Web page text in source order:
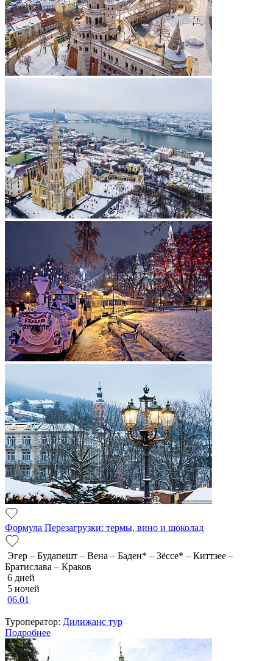
Формула Перезагрузки: термы, вино и шоколад
Эгер – Будапешт – Вена – Баден* – Зёссе* – Киттзее –
Братислава – Краков
6 дней
5 ночей
06.01
Туроператор: Дилижанс тур
Подробнее